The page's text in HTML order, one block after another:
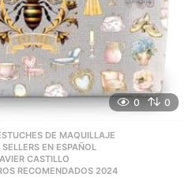
0 0
DE MAQUILLAJE
SELLERS EN ESPAÑOL
CASTILLO
RECOMENDADOS 2024